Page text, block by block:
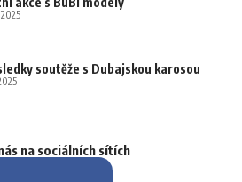
soutěže s Dubajskou karosou
na sociálních sítích